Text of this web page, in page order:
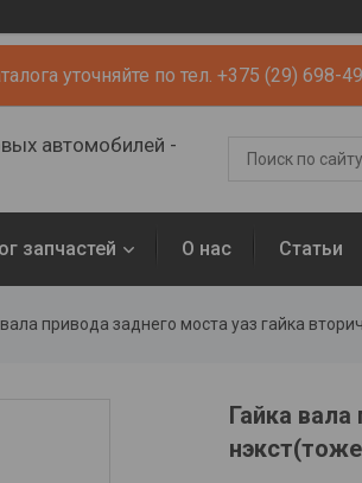
уточняйте по тел. +375 (29) 698-
автомобилей -
запчастей О нас Статьи
вала привода заднего моста уаз гайка
Гайка